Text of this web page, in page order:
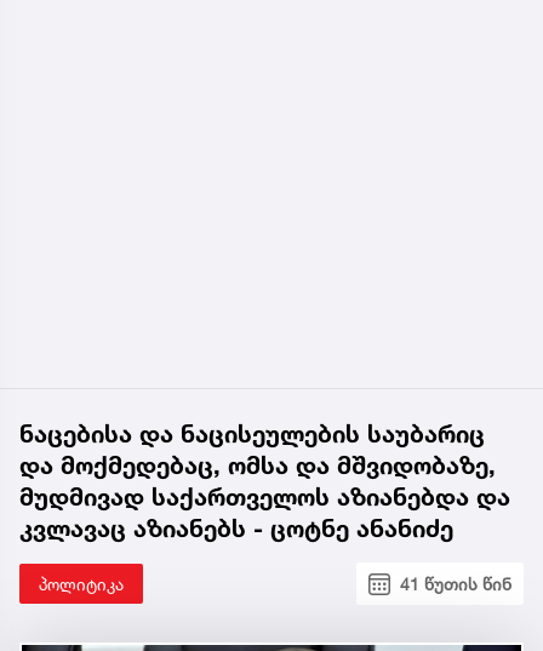
ნაცებისა და ნაცისეულების საუბარიც
და მოქმედებაც, ომსა და მშვიდობაზე,
მუდმივად საქართველოს აზიანებდა და
კვლავაც აზიანებს - ცოტნე ანანიძე
პოლიტიკა 41 წუთის წინ